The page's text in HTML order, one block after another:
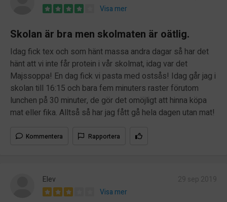
Visa mer
Skolan är bra men skolmaten är oätlig.
Idag fick tex och som hänt massa andra dagar så har det
hänt att vi inte får protein i vår skolmat, idag var det
Majssoppa! En dag fick vi pasta med ostsås! Idag går jag i
skolan till 16:15 och bara fem minuters raster förutom
lunchen på 30 minuter, de gör det omöjligt att hinna köpa
mat eller fika. Alltså så har jag fått gå hela dagen utan mat!
Kommentera Rapportera
Elev
Visa mer